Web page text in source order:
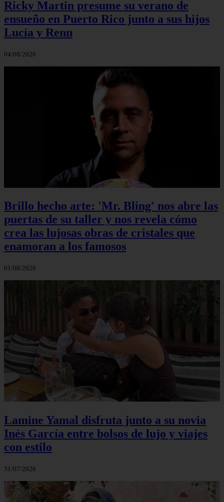
Ricky Martin presume su verano de
ensueño en Puerto Rico junto a sus hijos
Lucía y Renn
04/08/2026
Brillo hecho arte: 'Mr. Bling' nos abre las
puertas de su taller y nos revela cómo
crea las lujosas obras de cristales que
enamoran a los famosos
01/08/2026
Lamine Yamal disfruta junto a su novia
Inés García entre bolsos de lujo y viajes
con estilo
31/07/2026